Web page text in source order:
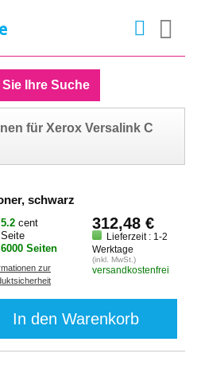
Sie Ihre Suche
für Xerox Versalink C
schwarz
5.2 cent
6000 Seiten
zur
312,48 €
Lieferzeit : 1-2
Werktage
(inkl. MwSt.)
versandkostenfrei
In den Warenkorb